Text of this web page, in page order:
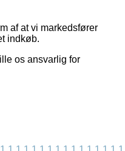
af at vi markedsfører
indkøb.
os ansvarlig for